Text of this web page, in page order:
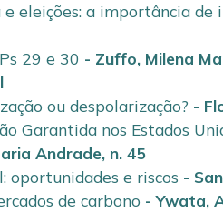
e eleições: a importância
29 e 30 - Zuffo, Milena
ou despolarização? -
Garantida nos Estados
Andrade, n. 45
oportunidades e riscos -
de carbono -Ywata,